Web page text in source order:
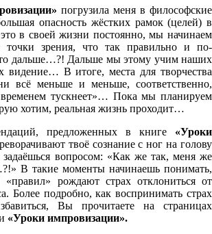
погрузила меня в философские
опасность жёстких рамок (целей) в
в своей жизни постоянно, мы начинаем
точки зрения, что так правильно и по-
дальше…?! Дальше мы этому учим наших
видение… В итоге, места для творчества
всё меньше и меньше, соответственно,
временем тускнеет»… Пока мы планируем
хотим, реальная жизнь проходит…
предложенных в книге «Уроки
твоё сознание с ног на голову
вопросом: «Как же так, меня же
В такие моменты начинаешь понимать,
рождают страх отклониться от
Более подробно, как воспринимать страх
Вы прочитаете на страницах
«Уроки импровизации».